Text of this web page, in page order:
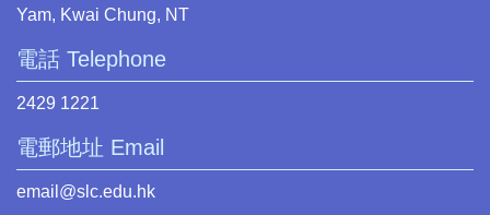
Yam, Kwai Chung, NT
電話 Telephone
2429 1221
電郵地址 Email
email@slc.edu.hk